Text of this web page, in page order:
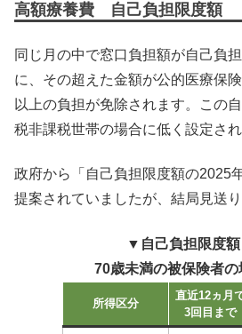
高額療養費 自己負担限度額
同じ月の中で窓口負担額が自己負
に、その超えた金額が公的医療保
以上の負担が免除されます。この
税非課税世帯の場合に低く設定され
政府から「自己負担限度額の2025
提案されていましたが、結局見送り
▼自己負担限度
70歳未満の被保険者の
所得区分
直近12ヵ月
3回目まで